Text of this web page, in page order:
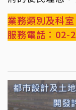
業務類別及科
服務電話：02-